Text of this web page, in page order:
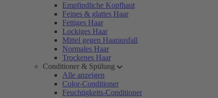
Empfindliche Kopfhaut
Feines & glattes Haar
Fettiges Haar
Lockiges Haar
Mittel gegen Haarausfall
Normales Haar
Trockenes Haar
Conditioner & Spülung
Alle anzeigen
Color-Conditioner
Feuchtigkeits-Conditioner